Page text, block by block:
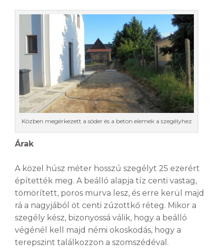
Közben megérkezett a sóder és a beton elemek a szegélyhez
Árak
A közel húsz méter hosszú szegélyt 25 ezerért
építették meg. A beálló alapja tíz centi vastag,
tömörített, poros murva lesz, és erre kerül majd
rá a nagyjából öt centi zúzottkő réteg. Mikor a
szegély kész, bizonyossá válik, hogy a beálló
végénél kell majd némi okoskodás, hogy a
terepszint találkozzon a szomszédéval.